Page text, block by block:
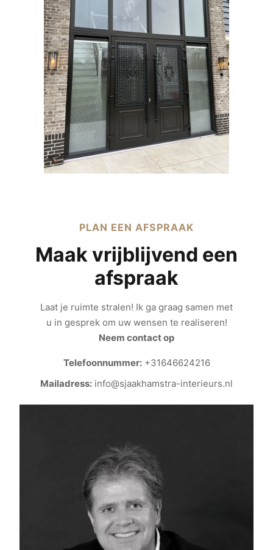
PLAN EEN AFSPRAAK
Maak vrijblijvend een
afspraak
Laat je ruimte stralen! Ik ga graag samen met
u in gesprek om uw wensen te realiseren!
Neem contact op
Telefoonnummer:+31646624216
Mailadress: info@sjaakhamstra-interieurs.nl